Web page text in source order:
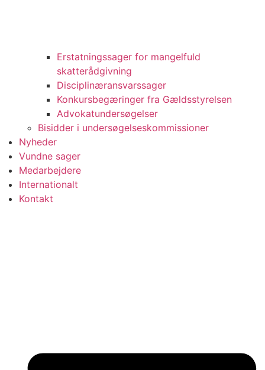
Erstatningssager for mangelfuld
skatterådgivning
Disciplinæransvarssager
Konkursbegæringer fra Gældsstyrelsen
Advokatundersøgelser
Bisidder i undersøgelseskommissioner
Nyheder
Vundne sager
Medarbejdere
Internationalt
Kontakt